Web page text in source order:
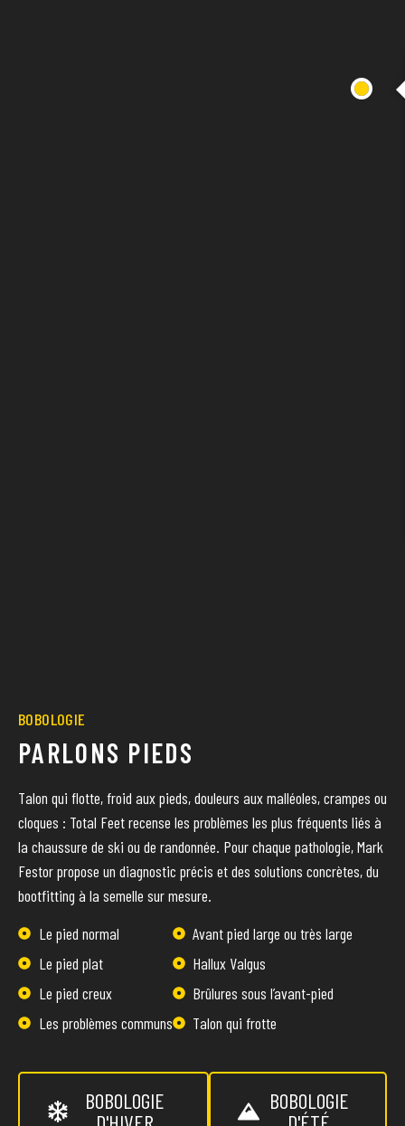
BOBOLOGIE
PARLONS PIEDS
Talon qui flotte, froid aux pieds, douleurs aux malléoles, crampes ou
cloques : Total Feet recense les problèmes les plus fréquents liés à
la chaussure de ski ou de randonnée. Pour chaque pathologie, Mark
Festor propose un diagnostic précis et des solutions concrètes, du
bootfitting à la semelle sur mesure.
Le pied normal
Le pied plat
Le pied creux
Les problèmes communs
Avant pied large ou très large
Hallux Valgus
Brûlures sous l’avant-pied
Talon qui frotte
BOBOLOGIE
BOBOLOGIE